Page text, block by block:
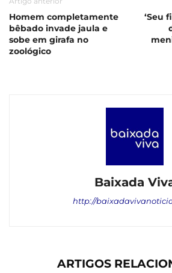
Homem completamente
bêbado invade jaula e
sobe em girafa no
zoológico
‘Seu
Baixada
http://
ARTIGOS